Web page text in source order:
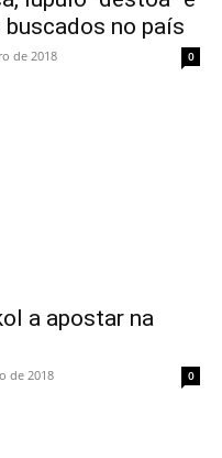
no país
de 2018 0
a apostar na
de 2018 0